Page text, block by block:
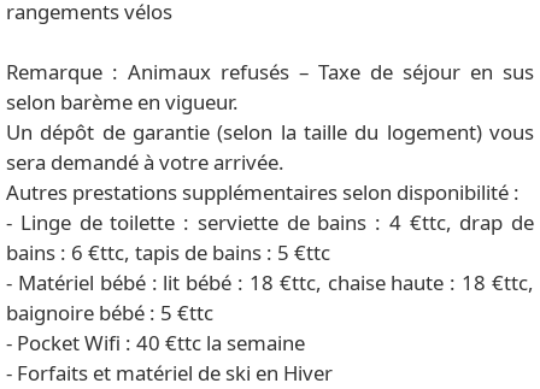
rangements vélos
Remarque : Animaux refusés – Taxe de séjour en sus
selon barème en vigueur.
Un dépôt de garantie (selon la taille du logement) vous
sera demandé à votre arrivée.
Autres prestations supplémentaires selon disponibilité :
- Linge de toilette : serviette de bains : 4 €ttc, drap de
bains : 6 €ttc, tapis de bains : 5 €ttc
- Matériel bébé : lit bébé : 18 €ttc, chaise haute : 18 €ttc,
baignoire bébé : 5 €ttc
- Pocket Wifi : 40 €ttc la semaine
- Forfaits et matériel de ski en Hiver